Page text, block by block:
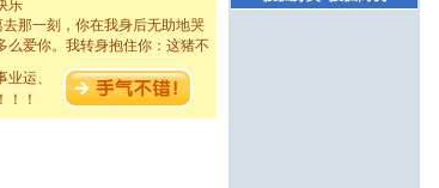
那一刻，你在我身后无助地哭
么爱你。我转身抱住你：这猪不
快乐。
岛铁盒伴身边，每日尽显开心
碌人生需尽欢！听一曲轻歌，
运、
！！